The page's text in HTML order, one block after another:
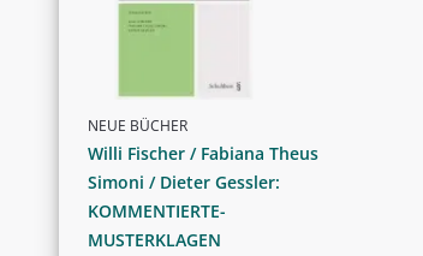
NEUE BÜCHER
Willi Fischer / Fabiana Theus
Simoni / Dieter Gessler:
KOMMENTIERTE-
MUSTERKLAGEN